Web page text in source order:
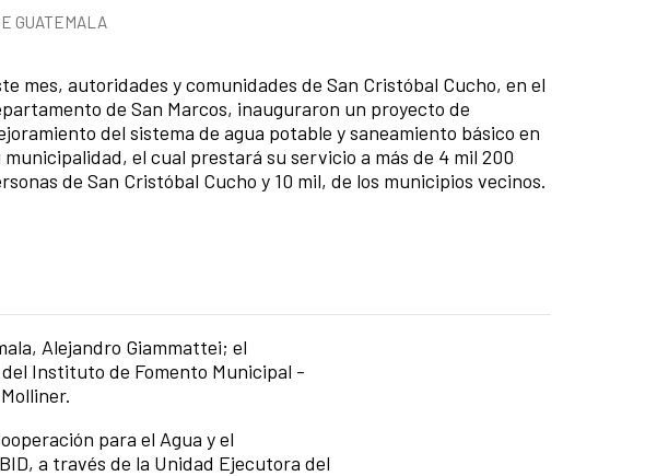
de la noticia
GUATEMALA
mes, autoridades y comunidades de San Cristóbal Cucho, en el
de San Marcos, inauguraron un proyecto de
del sistema de agua potable y saneamiento básico en
municipalidad, el cual prestará su servicio a más de 4 mil 200
de San Cristóbal Cucho y 10 mil, de los municipios vecinos.
Alejandro Giammattei; el
Instituto de Fomento Municipal -
para el Agua y el
a través de la Unidad Ejecutora del